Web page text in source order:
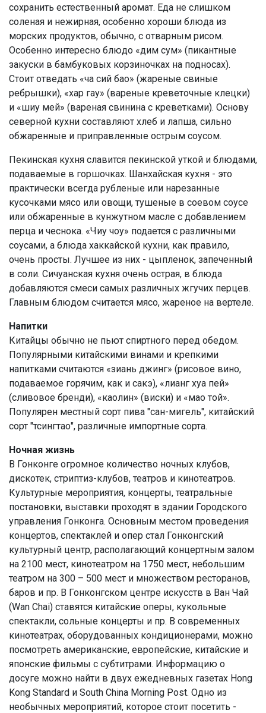
сохранить естественный аромат. Еда не слишком
соленая и нежирная, особенно хороши блюда из
морских продуктов, обычно, с отварным рисом.
Особенно интересно блюдо «дим сум» (пикантные
закуски в бамбуковых корзиночках на подносах).
Стоит отведать «ча сий бао» (жареные свиные
ребрышки), «хар гау» (вареные креветочные клецки)
и «шиу мей» (вареная свинина с креветками). Основу
северной кухни составляют хлеб и лапша, сильно
обжаренные и приправленные острым соусом.
Пекинская кухня славится пекинской уткой и блюдами,
подаваемые в горшочках. Шанхайская кухня - это
практически всегда рубленые или нарезанные
кусочками мясо или овощи, тушеные в соевом соусе
или обжаренные в кунжутном масле с добавлением
перца и чеснока. «Чиу чоу» подается с различными
соусами, а блюда хаккайской кухни, как правило,
очень просты. Лучшее из них - цыпленок, запеченный
в соли. Сичуанская кухня очень острая, в блюда
добавляются смеси самых различных жгучих перцев.
Главным блюдом считается мясо, жареное на вертеле.
Напитки
Китайцы обычно не пьют спиртного перед обедом.
Популярными китайскими винами и крепкими
напитками считаются «зиань джинг» (рисовое вино,
подаваемое горячим, как и сакэ), «лианг хуа пей»
(сливовое бренди), «каолин» (виски) и «мао той».
Популярен местный сорт пива "сан-мигель", китайский
сорт "тсингтао", различные импортные сорта.
Ночная жизнь
В Гонконге огромное количество ночных клубов,
дискотек, стриптиз-клубов, театров и кинотеатров.
Культурные мероприятия, концерты, театральные
постановки, выставки проходят в здании Городского
управления Гонконга. Основным местом проведения
концертов, спектаклей и опер стал Гонконгский
культурный центр, располагающий концертным залом
на 2100 мест, кинотеатром на 1750 мест, небольшим
театром на 300 – 500 мест и множеством ресторанов,
баров и пр. В Гонконгском центре искусств в Ван Чай
(Wan Chai) ставятся китайские оперы, кукольные
спектакли, сольные концерты и пр. В современных
кинотеатрах, оборудованных кондиционерами, можно
посмотреть американские, европейские, китайские и
японские фильмы с субтитрами. Информацию о
досуге можно найти в двух ежедневных газетах Hong
Kong Standard и South China Morning Post. Одно из
необычных мероприятий, которое стоит посетить -